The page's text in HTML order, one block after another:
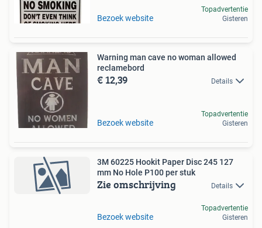
Bezoek website
Topadvertentie
Gisteren
Warning man cave no woman allowed
reclamebord
€ 12,39 Details
Bezoek website
Topadvertentie
Gisteren
3M 60225 Hookit Paper Disc 245 127
mm No Hole P100 per stuk
Zie omschrijving Details
Bezoek website
Topadvertentie
Gisteren